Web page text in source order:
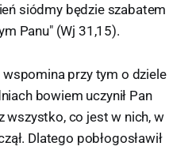
siódmy będzie szabatem
Panu" (Wj 31,15).
przy tym o dziele
bowiem uczynił Pan
wszystko, co jest w nich, w
Dlatego pobłogosławił